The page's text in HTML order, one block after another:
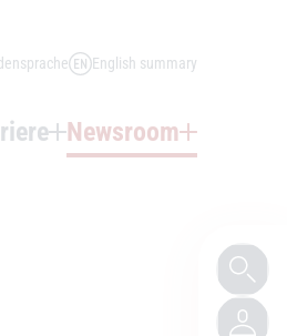
English summary
Newsroom